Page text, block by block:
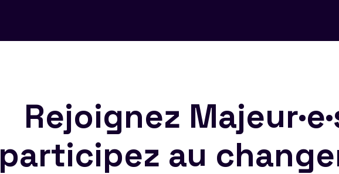
Rejoignez
participez au